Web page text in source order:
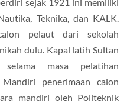
sejak 1921 ini memiliki
Teknika, dan KALK.
pelaut dari sekolah
dulu. Kapal latih Sultan
selama masa pelatihan
penerimaan calon
mandiri oleh Politeknik